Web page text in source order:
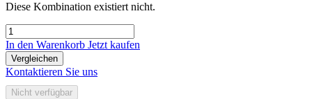
Diese Kombination existiert nicht.
In den Warenkorb Jetzt kaufen
Vergleichen
Kontaktieren Sie uns
Nicht verfügbar